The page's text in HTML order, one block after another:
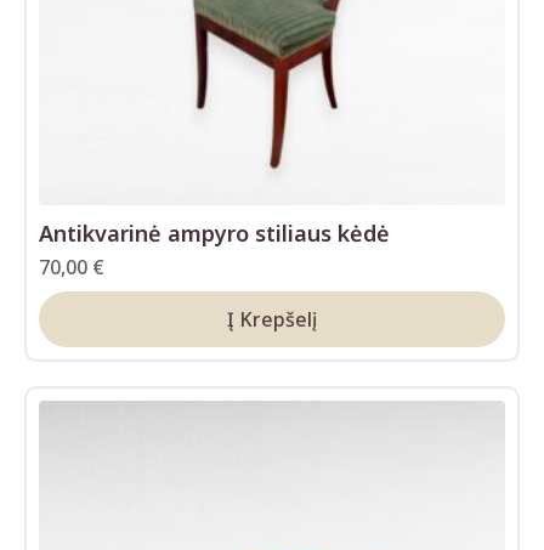
Antikvarinė ampyro stiliaus kėdė
70,00 €
Į Krepšelį